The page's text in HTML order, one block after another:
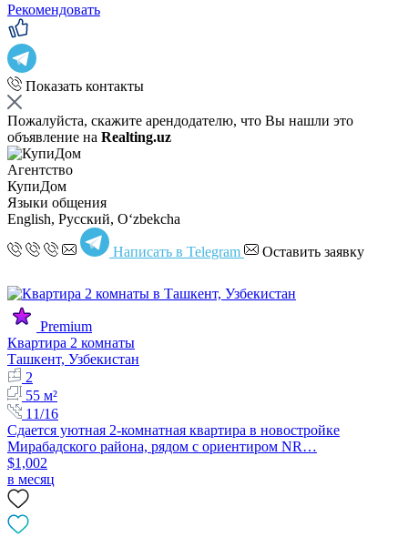
Рекомендовать
Показать контакты
Пожалуйста, скажите арендодателю, что Вы нашли это
объявление на Realting.uz
Агентство
КупиДом
Языки общения
English, Русский, Oʻzbekcha
Написать в Telegram Оставить заявку
Premium
Квартира 2 комнаты
Ташкент, Узбекистан
2
55 м²
11/16
Сдается уютная 2-комнатная квартира в новостройке
Мирабадского района, рядом с ориентиром NR…
$1,002
в месяц